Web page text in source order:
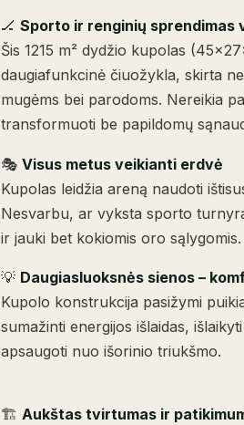
🏒 Sporto ir renginių sprendimas
Šis 1215 m² dydžio kupolas
daugiafunkcinė čiuožykla, skirta
mugėms bei parodoms. Nereikia
transformuoti be papildomų
🎭 Visus metus veikianti erdvė
Kupolas leidžia areną naudoti
Nesvarbu, ar vyksta sporto
ir jauki bet kokiomis oro sąlygomis.
💡 Daugiasluoksnės sienos –
Kupolo konstrukcija pasižymi
sumažinti energijos išlaidas,
apsaugoti nuo išorinio triukšmo.
🏗️ Aukštas tvirtumas ir